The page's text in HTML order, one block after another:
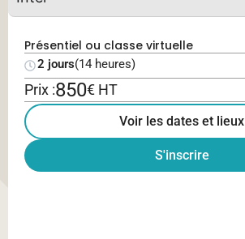
Présentiel ou classe virtuelle
2 jours(14 heures)
Prix :850€ HT
Voir les dates et lieux
S'inscrire